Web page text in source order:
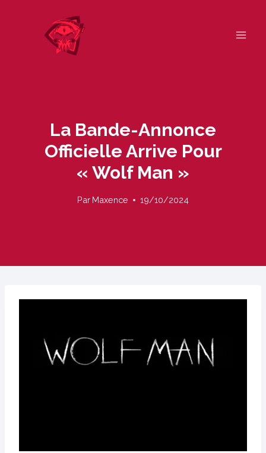
La Bande-Annonce
Officielle Arrive Pour
« Wolf Man »
Par Maxence 19/10/2024